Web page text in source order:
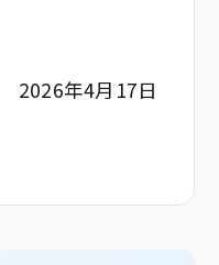
2026年4月17日